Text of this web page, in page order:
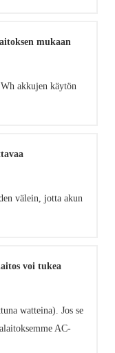
mukaan
akkujen käytön
välein, jotta akun
voi tukea
watteina). Jos se
AC-